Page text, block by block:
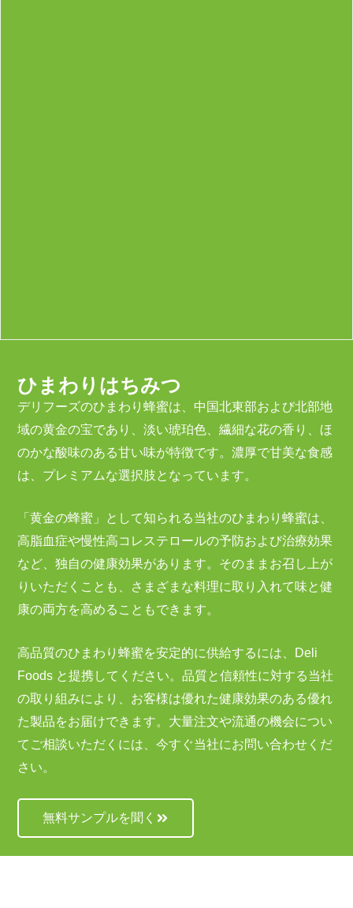
ひまわりはちみつ
デリフーズのひまわり蜂蜜は、中国北東部および北部地
域の黄金の宝であり、淡い琥珀色、繊細な花の香り、ほ
のかな酸味のある甘い味が特徴です。濃厚で甘美な食感
は、プレミアムな選択肢となっています。
「黄金の蜂蜜」として知られる当社のひまわり蜂蜜は、
高脂血症や慢性高コレステロールの予防および治療効果
など、独自の健康効果があります。そのままお召し上が
りいただくことも、さまざまな料理に取り入れて味と健
康の両方を高めることもできます。
高品質のひまわり蜂蜜を安定的に供給するには、Deli
Foods と提携してください。品質と信頼性に対する当社
の取り組みにより、お客様は優れた健康効果のある優れ
た製品をお届けできます。大量注文や流通の機会につい
てご相談いただくには、今すぐ当社にお問い合わせくだ
さい。
無料サンプルを聞く